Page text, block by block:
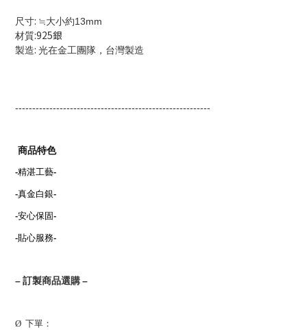
尺寸: ≒大小約13mm
材質:925銀
製造: 光在金工團隊，台灣製造
---------------------------------------------------------
商品特色
-精湛工藝-
-真金白銀-
-安心保固-
-貼心服務-
–訂製商品選購–
Ø 下單：